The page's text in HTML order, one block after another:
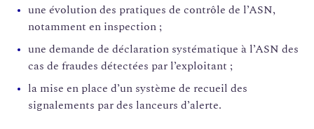
une évolution des pratiques de contrôle de l’ASN,
notamment en inspection ;
une demande de déclaration systématique à l’ASN des
cas de fraudes détectées par l’exploitant ;
la mise en place d’un système de recueil des
signalements par des lanceurs d’alerte.